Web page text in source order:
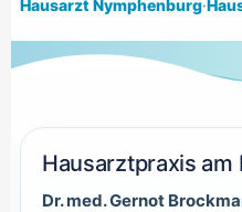
Hausarzt Nymphenburg·
Hausarztpraxis am
Dr. med. Gernot